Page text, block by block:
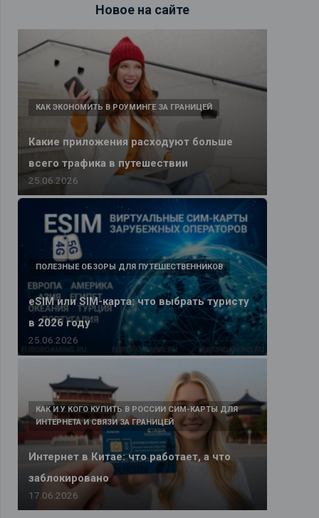
Новое на сайте
Какие приложения расходуют больше
всего трафика в путешествии
КАК ЭКОНОМИТЬ В РОУМИНГЕ ЗА ГРАНИЦЕЙ
25.06.2026
eSIM или SIM-карта: что выбрать туристу
в 2026 году
ПОЛЕЗНЫЕ ОБЗОРЫ ДЛЯ ПУТЕШЕСТВЕННИКОВ
25.06.2026
Интернет в Китае: что работает, а что
заблокировано
КАК И У КОГО КУПИТЬ В РОССИИ СИМ-КАРТЫ ДЛЯ
ИНТЕРНЕТА И СВЯЗИ ЗА ГРАНИЦЕЙ
17.06.2026